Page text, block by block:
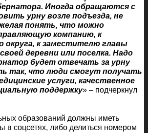
Иногда обращаются с
урну возле подъезда, не
понять, что можно
компанию, к
округа, к заместителю главы
деревни или поселка. Надо
будет отвечать за урну
так, что люди смогут получать
услуги, качественное
поддержку» – подчеркнул
образований должны иметь
в соцсетях, либо делиться номером